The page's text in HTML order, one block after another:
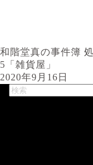
和階堂真の事件簿
5「雑貨屋」
2020年9月16日